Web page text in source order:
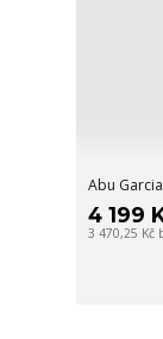
Abu
4 199
3 470,25 Kč